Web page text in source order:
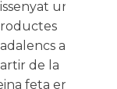
uns
a
de la
feta en